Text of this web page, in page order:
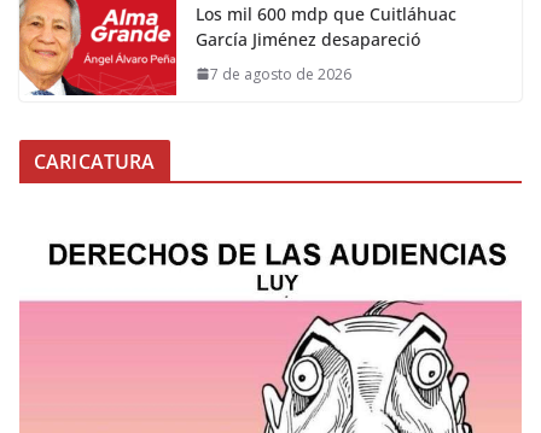
Los mil 600 mdp que Cuitláhuac
García Jiménez desapareció
7 de agosto de 2026
CARICATURA